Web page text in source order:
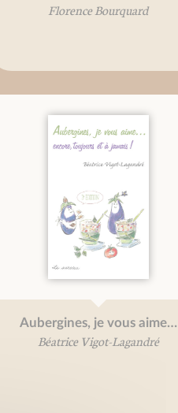
Florence Bourquard
Aubergines, je vous aime…
Béatrice Vigot-Lagandré